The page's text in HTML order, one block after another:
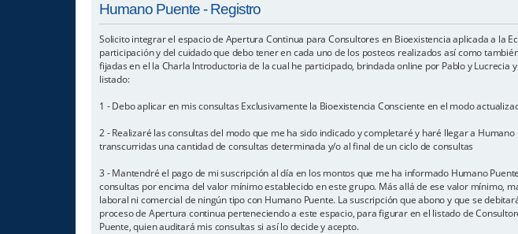
Humano Puente - Registro
Solicito integrar el espacio de Apertura Continua para Consultores en Bioexistencia aplicada a la
participación y del cuidado que debo tener en cada uno de los posteos realizados así como
fijadas en el la Charla Introductoria de la cual he participado, brindada online por Pablo y
listado:
1 - Debo aplicar en mis consultas Exclusivamente la Bioexistencia Consciente en el modo
2 - Realizaré las consultas del modo que me ha sido indicado y completaré y haré llegar a
transcurridas una cantidad de consultas determinada y/o al final de un ciclo de consultas
3 - Mantendré el pago de mi suscripción al día en los montos que me ha informado Humano
consultas por encima del valor mínimo establecido en este grupo. Más allá de ese valor mínimo,
laboral ni comercial de ningún tipo con Humano Puente. La suscripción que abono y que se
proceso de Apertura continua perteneciendo a este espacio, para figurar en el listado de
Puente, quien auditará mis consultas si así lo decide y acepto.